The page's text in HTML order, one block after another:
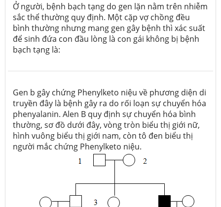
Ở người, bệnh bạch tạng do gen lặn nằm trên nhiễm
sắc thể thường quy định. Một cặp vợ chồng đều
bình thường nhưng mang gen gây bệnh thì xác suất
để sinh đứa con đầu lòng là con gái không bị bệnh
bạch tạng là:
Gen b gây chứng Phenylketo niệu về phương diện di
truyền đây là bệnh gây ra do rối loạn sự chuyển hóa
phenyalanin. Alen B quy định sự chuyển hóa bình
thường, sơ đồ dưới đây, vòng tròn biểu thị giới nữ,
hình vuông biểu thị giới nam, còn tô đen biểu thị
người mắc chứng Phenylketo niệu.